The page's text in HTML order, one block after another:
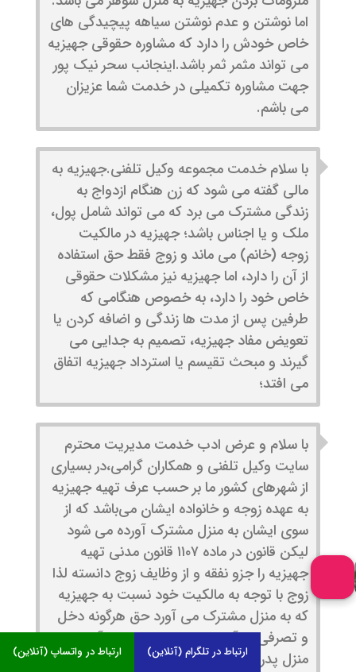
اما نوشتن و عدم نوشتن سیاهه پیچیدگی های
خاص خودش را دارد که مشاوره حقوقی جهیزیه
می تواند مثمر ثمر باشد.اینجانب سحر نیک پور
جهت مشاوره تکمیلی در خدمت شما عزیزان
می باشم.
با سلام خدمت مجموعه وکیل تلفنی.جهیزیه به
مالی گفته می شود که زن هنگام ازدواج به
زندگی مشترک می برد که می تواند شامل پول،
ملک و یا اجناس باشد؛ جهیزیه در مالکیت
زوجه (خانم) می ماند و زوج فقط حق استفاده
از آن را دارد، اما جهیزیه نیز مشکلات حقوقی
خاص خود را دارد، به خصوص هنگامی که
طرفین پس از مدت ها زندگی و اضافه کردن یا
تعویض مفاد جهیزیه، تصمیم به جدایی می
گیرند و مبحث تقیسم یا استرداد جهیزیه اتفاق
می افتد؛
با سلام و عرض ادب خدمت مدیریت محترم
سایت وکیل تلفنی و همکاران گرامی،در بسیاری
از شهرهای کشور ما بر حسب عرف تهیه جهیزیه
به عهده زوجه و خانواده ایشان می‌باشد که از
سوی ایشان به منزل مشترک آورده می شود
لیکن قانون در ماده ۱۱۰۷ قانون مدنی تهیه
جهیزیه را جزو نفقه و از وظایف زوج دانسته لذا
زوج با توجه به مالکیت خود نسبت به جهیزیه
که به منزل مشترک می آورد حق هرگونه دخل
و تصرفی در آن دارد و حتی می‌تواند آن را به
منزل پدرش برگرداند.لیکن جهت اثبات ادعا در
ارتباط در واتساپ (آنلاین) ارتباط در تلگرام (آنلاین)